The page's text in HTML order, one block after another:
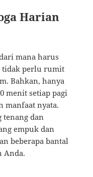
Harian
mana harus
tidak perlu rumit
Bahkan, hanya
menit setiap pagi
manfaat nyata.
tenang dan
empuk dan
beberapa bantal
Anda.